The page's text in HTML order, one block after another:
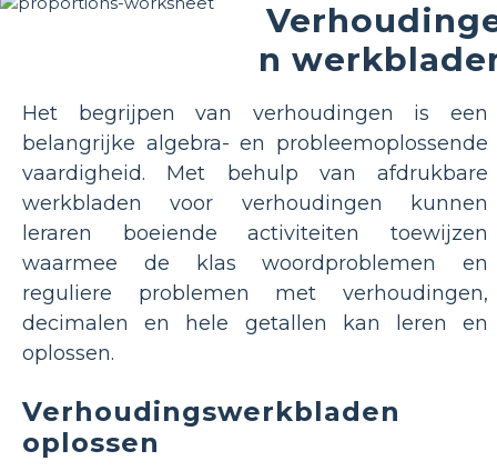
n
Het begrijpen van verhoudingen is een
belangrijke algebra- en probleemoplossende
vaardigheid. Met behulp van afdrukbare
werkbladen voor verhoudingen kunnen
leraren boeiende activiteiten toewijzen
waarmee de klas woordproblemen en
reguliere problemen met verhoudingen,
decimalen en hele getallen kan leren en
oplossen.
Verhoudingswerkbladen
oplossen